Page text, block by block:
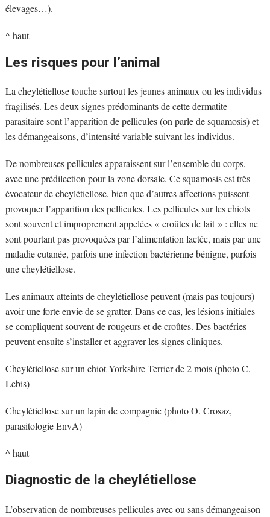
élevages…).
^ haut
Les risques pour l’animal
La cheylétiellose touche surtout les jeunes animaux ou les individus
fragilisés. Les deux signes prédominants de cette dermatite
parasitaire sont l’apparition de pellicules (on parle de squamosis) et
les démangeaisons, d’intensité variable suivant les individus.
De nombreuses pellicules apparaissent sur l’ensemble du corps,
avec une prédilection pour la zone dorsale. Ce squamosis est très
évocateur de cheylétiellose, bien que d’autres affections puissent
provoquer l’apparition des pellicules. Les pellicules sur les chiots
sont souvent et improprement appelées « croûtes de lait » : elles ne
sont pourtant pas provoquées par l’alimentation lactée, mais par une
maladie cutanée, parfois une infection bactérienne bénigne, parfois
une cheylétiellose.
Les animaux atteints de cheylétiellose peuvent (mais pas toujours)
avoir une forte envie de se gratter. Dans ce cas, les lésions initiales
se compliquent souvent de rougeurs et de croûtes. Des bactéries
peuvent ensuite s’installer et aggraver les signes cliniques.
Cheylétiellose sur un chiot Yorkshire Terrier de 2 mois (photo C.
Lebis)
Cheylétiellose sur un lapin de compagnie (photo O. Crosaz,
parasitologie EnvA)
^ haut
Diagnostic de la cheylétiellose
L’observation de nombreuses pellicules avec ou sans démangeaison